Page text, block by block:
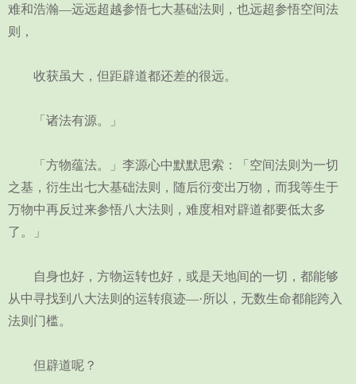
难和浩瀚—远远超越参悟七大基础法则，也远超参悟空间法
则，
收获虽大，但距辟道都还差的很远。
「诸法有源。」
「方物蕴法。」李源心中默默思索：「空间法则为一切
之基，衍生出七大基础法则，随后衍变出万物，而我等生于
万物中再反过来参悟八大法则，难度相对辟道都要低太多
了。」
自身也好，方物运转也好，或是天地间的一切，都能够
从中寻找到八大法则的运转痕迹—·所以，无数生命都能跨入
法则门槛。
但辟道呢？